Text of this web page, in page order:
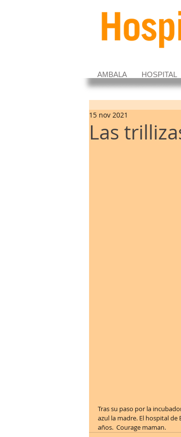
AMBALA HOSPITAL
Las
15 nov 2021
Tras su paso por la
azul la madre. El hospital
años.  Courage maman.